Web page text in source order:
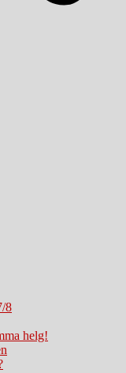
8
helg!